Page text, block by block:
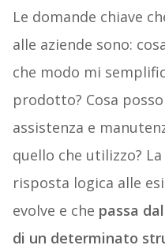
Le domande chiave
alle aziende sono:
che modo mi
prodotto? Cosa
assistenza e
quello che utilizzo? La
risposta logica alle
evolve e che passa
di un determinato